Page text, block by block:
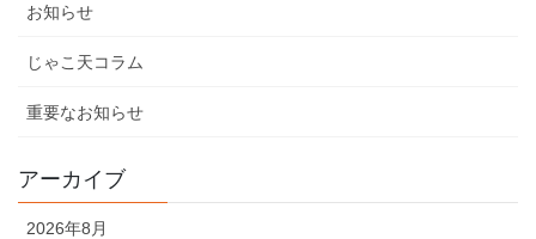
お知らせ
じゃこ天コラム
重要なお知らせ
アーカイブ
2026年8月